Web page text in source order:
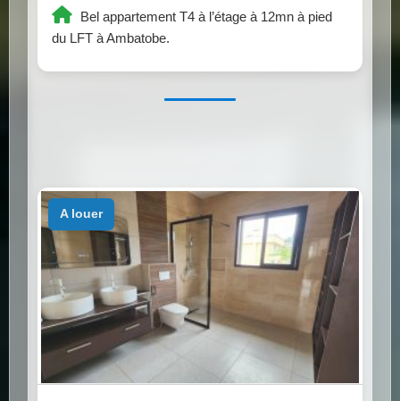
Bel appartement T4 à l’étage à 12mn à pied
du LFT à Ambatobe.
a louer